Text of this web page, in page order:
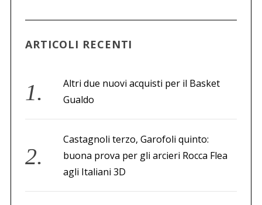
ARTICOLI RECENTI
Altri due nuovi acquisti per il Basket
Gualdo
Castagnoli terzo, Garofoli quinto:
buona prova per gli arcieri Rocca Flea
agli Italiani 3D